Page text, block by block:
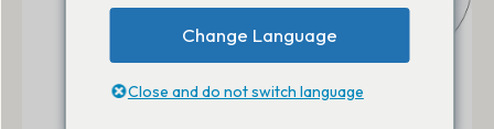
Change Language
Close and do not switch language